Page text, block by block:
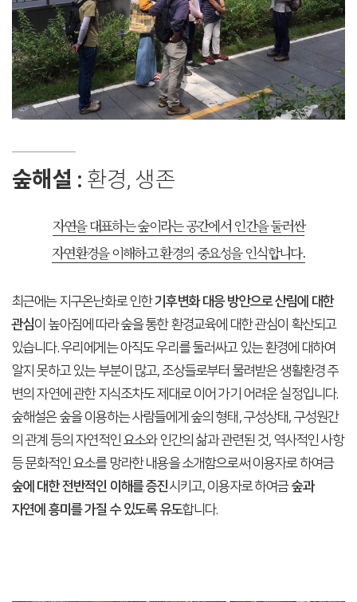
숲해설 : 환경, 생존
자연을 대표하는 숲이라는 공간에서 인간을 둘러싼
자연환경을 이해하고 환경의 중요성을 인식합니다.
최근에는 지구온난화로 인한기후변화 대응 방안으로 산림에 대한
관심이 높아짐에 따라 숲을 통한 환경교육에 대한 관심이 확산되고
있습니다. 우리에게는 아직도 우리를 둘러싸고 있는 환경에 대하여
알지 못하고 있는 부분이 많고, 조상들로부터 물려받은 생활환경 주
변의 자연에 관한 지식조차도 제대로 이어 가기 어려운 실정입니다.
숲해설은 숲을 이용하는 사람들에게 숲의 형태, 구성상태, 구성원간
의 관계 등의 자연적인 요소와 인간의 삶과 관련된 것, 역사적인 사항
등 문화적인 요소를 망라한 내용을 소개함으로써 이용자로 하여금
숲에 대한 전반적인 이해를 증진시키고, 이용자로 하여금숲과
자연에 흥미를 가질 수 있도록 유도합니다.